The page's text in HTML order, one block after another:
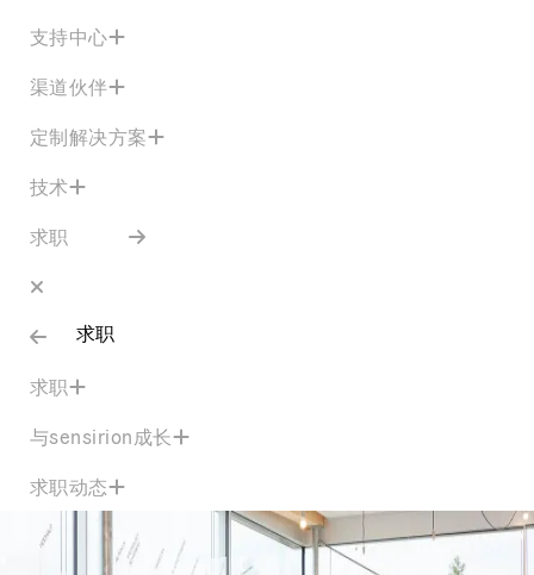
支持中心
渠道伙伴
定制解决方案
技术
求职
求职
求职
与sensirion成长
求职动态